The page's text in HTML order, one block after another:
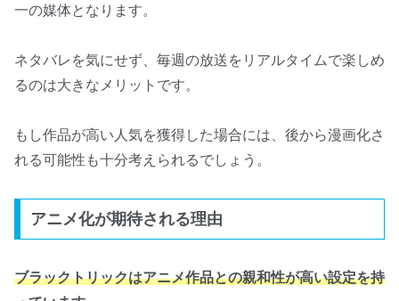
一の媒体となります。
ネタバレを気にせず、毎週の放送をリアルタイムで楽しめ
るのは大きなメリットです。
もし作品が高い人気を獲得した場合には、後から漫画化さ
れる可能性も十分考えられるでしょう。
アニメ化が期待される理由
ブラックトリックはアニメ作品との親和性が高い設定を持